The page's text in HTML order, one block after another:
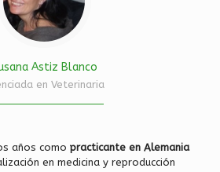
Astiz Blanco
en Veterinaria
años como practicante en Alemania
en medicina y reproducción